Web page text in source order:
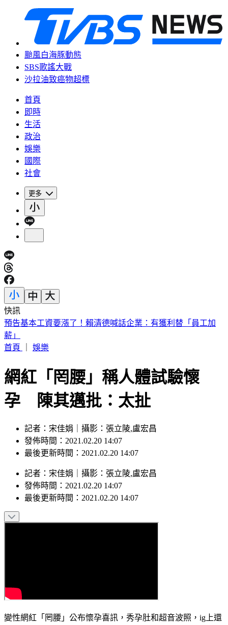
颱風白海豚動態
SBS歌謠大戰
沙拉油致癌物超標
首頁
即時
生活
政治
娛樂
國際
社會
更多
快訊
5年前爆校園霸凌！韓男星現身菲律賓近況曝
首頁
網紅「罔腰」稱人體試驗懷
孕 陳其邁批：太扯
發佈時間：2021.02.20 14:07
最後更新時間：2021.02.20 14:07
發佈時間：2021.02.20 14:07
最後更新時間： 2021.02.20 14:07
說「期待小寶寶」，但多次提到人體試驗，高雄市衛生局也介